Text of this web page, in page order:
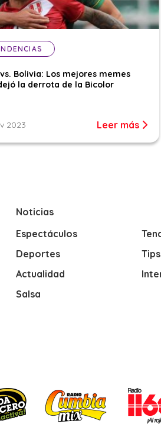
Bolivia: Los mejores memes
la derrota de la Bicolor
2023 Leer más
Noticias
Espectáculos
Deportes
Actualidad
Salsa